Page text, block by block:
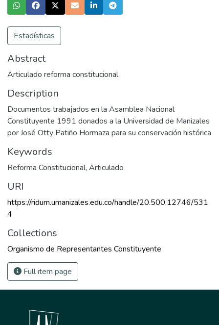
Estadísticas
Abstract
Articulado reforma constitucional
Description
Documentos trabajados en la Asamblea Nacional
Constituyente 1991 donados a la Universidad de Manizales
por José Otty Patiño Hormaza para su conservación histórica
Keywords
Reforma Constitucional, Articulado
URI
https://ridum.umanizales.edu.co/handle/20.500.12746/531
4
Collections
Organismo de Representantes Constituyente
Full item page